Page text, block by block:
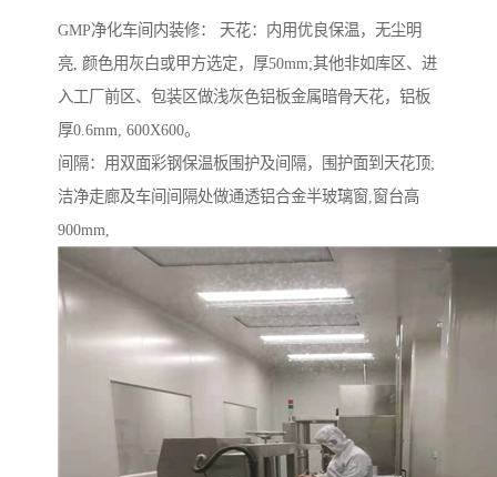
GMP净化车间内装修： 天花：内用优良保温，无尘明
亮, 颜色用灰白或甲方选定，厚50mm;其他非如库区、进
入工厂前区、包装区做浅灰色铝板金属暗骨天花，铝板
厚0.6mm, 600X600。
间隔：用双面彩钢保温板围护及间隔，围护面到天花顶;
洁净走廊及车间间隔处做通透铝合金半玻璃窗,窗台高
900mm,